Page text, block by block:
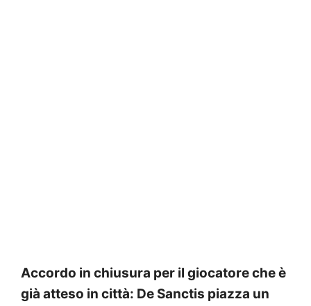
Accordo in chiusura per il giocatore che è
già atteso in città: De Sanctis piazza un